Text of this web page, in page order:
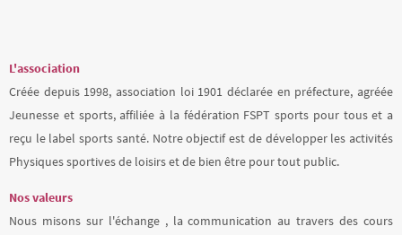
L'association
Créée depuis 1998, association loi 1901 déclarée en préfecture, agréée
Jeunesse et sports, affiliée à la fédération FSPT sports pour tous et a
reçu le label sports santé. Notre objectif est de développer les activités
Physiques sportives de loisirs et de bien être pour tout public.
Nos valeurs
Nous misons sur l'échange , la communication au travers des cours